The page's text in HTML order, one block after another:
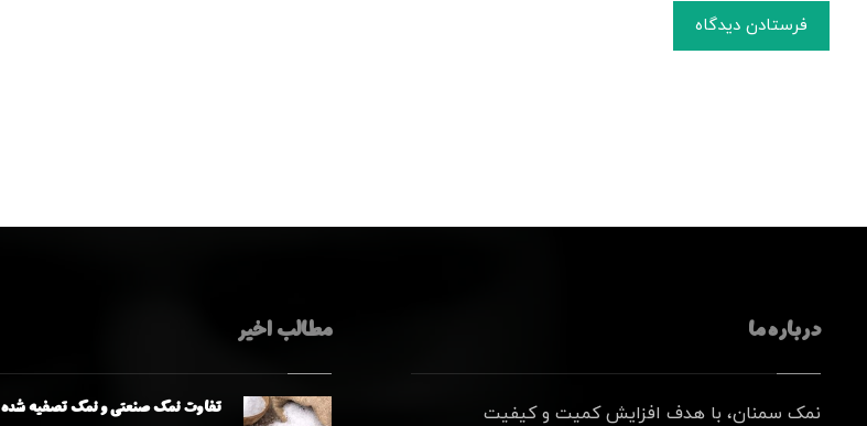
فرستادن دیدگاه
درباره ما
نمک سمنان، با هدف افزایش کمیت و کیفیت
مطالب اخیر
تفاوت نمک صنعتی و نمک تصفیه شده